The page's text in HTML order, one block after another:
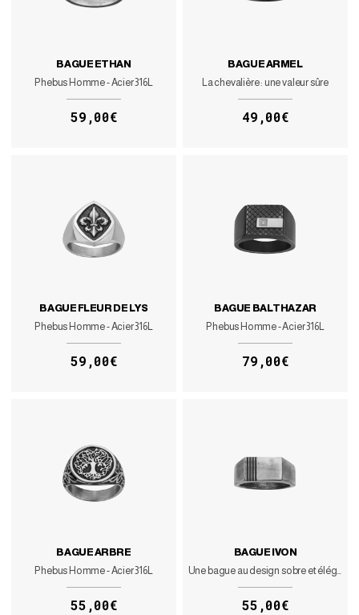
BAGUE ETHAN
Phebus Homme - Acier 316L
59,00€
BAGUE ARMEL
La chevalière : une valeur sûre
49,00€
BAGUE FLEUR DE LYS
Phebus Homme - Acier 316L
59,00€
BAGUE BALTHAZAR
Phebus Homme - Acier 316L
79,00€
BAGUE ARBRE
Phebus Homme - Acier 316L
55,00€
BAGUE IVON
Une bague au design sobre et élégant
55,00€